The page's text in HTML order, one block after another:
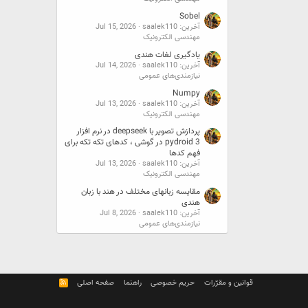
Sobel
آخرین: saalek110
Jul 15, 2026
مهندسی الکترونیک
یادگیری لغات هندی
آخرین: saalek110
Jul 14, 2026
نیازمندی‌های عمومی
Numpy
آخرین: saalek110
Jul 13, 2026
مهندسی الکترونیک
پردازش تصویر با deepseek در نرم افزار
pydroid 3 در گوشی ، کدهای تکه تکه برای
فهم کدها
آخرین: saalek110
Jul 13, 2026
مهندسی الکترونیک
مقایسه زبانهای مختلف در هند با زبان
هندی
آخرین: saalek110
Jul 8, 2026
نیازمندی‌های عمومی
قوانین و مقرّرات حریم خصوصی راهنما صفحه اصلی
R
S